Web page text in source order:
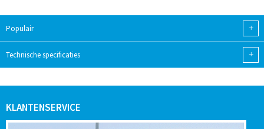
Populair +
Technische specificaties +
KLANTENSERVICE